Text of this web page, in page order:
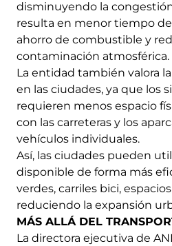
disminuyendo la
resulta en menor tiempo
ahorro de combustible y
contaminación atmosférica.
La entidad también valora
en las ciudades, ya que los
requieren menos espacio
con las carreteras y los
vehículos individuales.
Así, las ciudades pueden
disponible de forma más
verdes, carriles bici,
reduciendo la expansión
MÁS ALLÁ DEL
La directora ejecutiva de